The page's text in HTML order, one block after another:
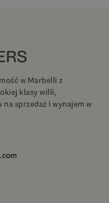
w Marbelli z
klasy willi,
sprzedaż i wynajem w